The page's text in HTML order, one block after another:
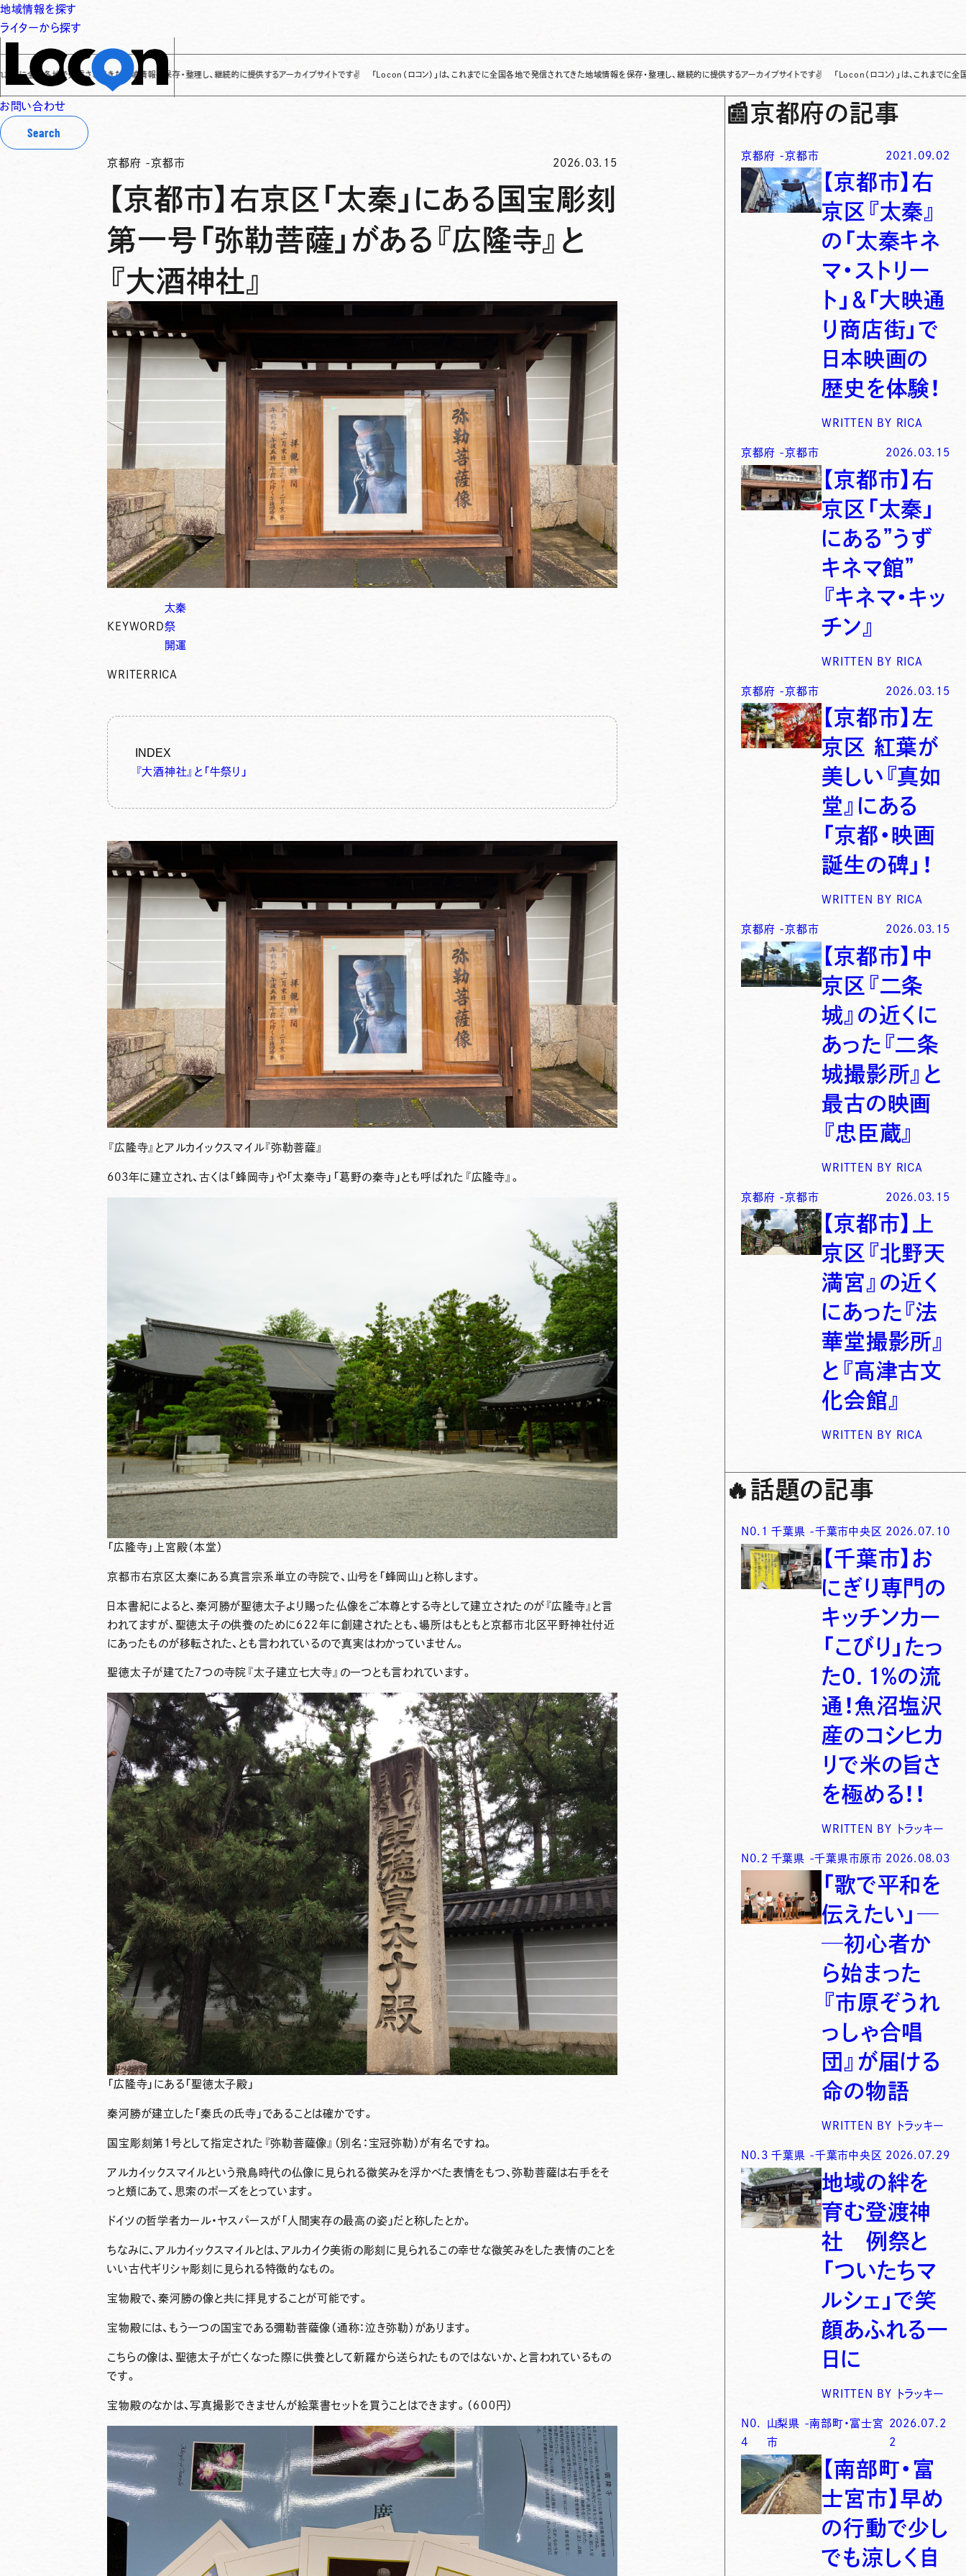
地域情報を探す
ライターから探す
お問い合わせ
Search
地で発信されてきた地域情報を保存・整理し、継続的に提供するアーカイブサイトです✌ 「Locon（ロコン）」は、これまでに全国各地で発信されてきた地域情報を保存・整理し、継続的に提供するアーカイブサイトです✌ 「Locon（ロコン）」は、これまでに全国各地で発
京都府 -京都市 2026.03.15
【京都市】右京区「太秦」にある国宝彫刻
第一号「弥勒菩薩」がある『広隆寺』と
『大酒神社』
KEYWORD
太秦
祭
開運
WRITER RICA
INDEX
『大酒神社』と「牛祭り」
『広隆寺』とアルカイックスマイル『弥勒菩薩』
603年に建立され、古くは「蜂岡寺」や「太秦寺」「葛野の秦寺」とも呼ばれた『広隆寺 』。
「広隆寺」上宮殿（本堂）
京都市右京区太秦にある真言宗系単立の寺院で、山号を「蜂岡山」と称します。
日本書紀によると、秦河勝が聖徳太子より賜った仏像をご本尊とする寺として建立されたのが『広隆寺』と言
われてますが、 聖徳太子の供養のために６２２年に創建されたとも、場所はもともと京都市北区平野神社付近
にあったものが移転された、とも言われているので真実はわかっていません。
聖徳太子が建てた７つの寺院『太子建立七大寺』の一つとも言われています。
「広隆寺」にある「聖徳太子殿」
秦河勝が建立した「秦氏の氏寺 」であることは確かです。
国宝彫刻第1号として指定された『弥勒菩薩像』（別名：宝冠弥勒）が有名ですね。
アルカイックスマイルという飛鳥時代の仏像に見られる微笑みを浮かべた表情をもつ、弥勒菩薩は右手をそ
っと頬にあて、思索のポーズをとっています。
ドイツの哲学者カール・ヤスパースが「 人間実存の最高の姿 」だと称したとか。
ちなみに、アルカイックスマイルとは、アルカイク美術の彫刻に見られるこの幸せな微笑みをした表情のことを
いい古代ギリシャ彫刻に見られる特徴的なもの。
宝物殿で、秦河勝の像と共に拝見することが可能です。
宝物殿には、もう一つの国宝である彌勒菩薩像 （通称：泣き弥勒）があります。
こちらの像は、聖徳太子が亡くなった際に供養として新羅から送られたものではないか、と言われているもの
です。
宝物殿のなかは、写真撮影できませんが絵葉書セットを買うことはできます。（６００円）
📰京都府の記事
京都府 -京都市 2021.09.02
【京都市】右
京区『太秦』
の「太秦キネ
マ・ストリー
ト」＆「大映通
り商店街」で
日本映画の
歴史を体験！
WRITTEN BY RICA
京都府 -京都市 2026.03.15
【京都市】右
京区「太秦」
にある”うず
キネマ館”
『キネマ・キッ
チン』
WRITTEN BY RICA
京都府 -京都市 2026.03.15
【京都市】左
京区 紅葉が
美しい『真如
堂』にある
「京都・映画
誕生の碑」！
WRITTEN BY RICA
京都府 -京都市 2026.03.15
【京都市】中
京区『二条
城』の近くに
あった『二条
城撮影所』と
最古の映画
『忠臣蔵』
WRITTEN BY RICA
京都府 -京都市 2026.03.15
【京都市】上
京区『北野天
満宮』の近く
にあった『法
華堂撮影所』
と『高津古文
化会館』
WRITTEN BY RICA
🔥 話題の記事
N0. 1 千葉県 -千葉市中央区 2026.07.10
【千葉市】お
にぎり専門の
キッチンカー
「こびり」たっ
た0．1％の流
通！魚沼塩沢
産のコシヒカ
リで米の旨さ
を極める！！
WRITTEN BY トラッキー
N0. 2 千葉県 -千葉県市原市 2026.08.03
「歌で平和を
伝えたい」─
─初心者か
ら始まった
『市原ぞうれ
っしゃ合唱
団』が届ける
命の物語
WRITTEN BY トラッキー
N0. 3 千葉県 -千葉市中央区 2026.07.29
地域の絆を
育む登渡神
社 例祭と
「ついたちマ
ルシェ」で笑
顔あふれる一
日に
WRITTEN BY トラッキー
N0.
4
山梨県 -南部町・富士宮
市
2026.07.2
2
【南部町・富
士宮市】早め
の行動で少し
でも涼しく自